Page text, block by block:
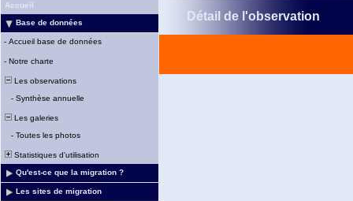
Accueil
Base de données
- Accueil base de données
- Notre charte
Les observations
- Synthèse annuelle
Les galeries
- Toutes les photos
Statistiques d'utilisation
Qu'est-ce que la migration ?
Les sites de migration
Détail de l'observation